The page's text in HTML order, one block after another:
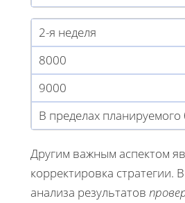
2-я неделя
8000
9000
В пределах
Другим важным аспектом
корректировка стратегии.
анализа результатов